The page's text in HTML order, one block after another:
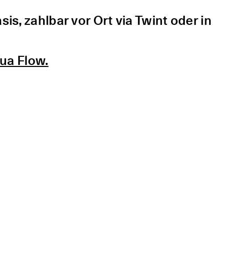
zahlbar vor Ort via Twint oder in
Flow.